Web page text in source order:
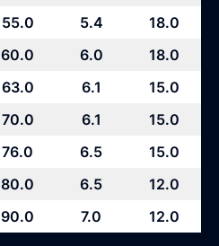
55.0 5.4
18.0
60.0 6.0
18.0
63.0 6.1
15.0
70.0 6.1
15.0
76.0 6.5
15.0
80.0 6.5
12.0
90.0 7.0 12.0